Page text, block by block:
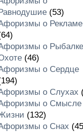
Равнодушие(53)
о Рекламе
о
(46)
о Сердце
о Слухах
о Смысле
(132)
о Снах